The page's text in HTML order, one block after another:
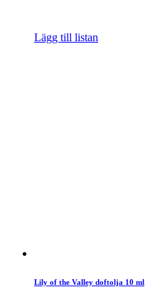
Lägg till listan
Lily of the Valley doftolja 10 ml